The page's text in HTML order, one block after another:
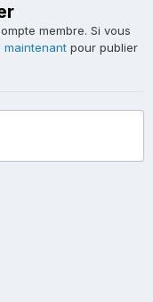
membre. Si vous
pour publier